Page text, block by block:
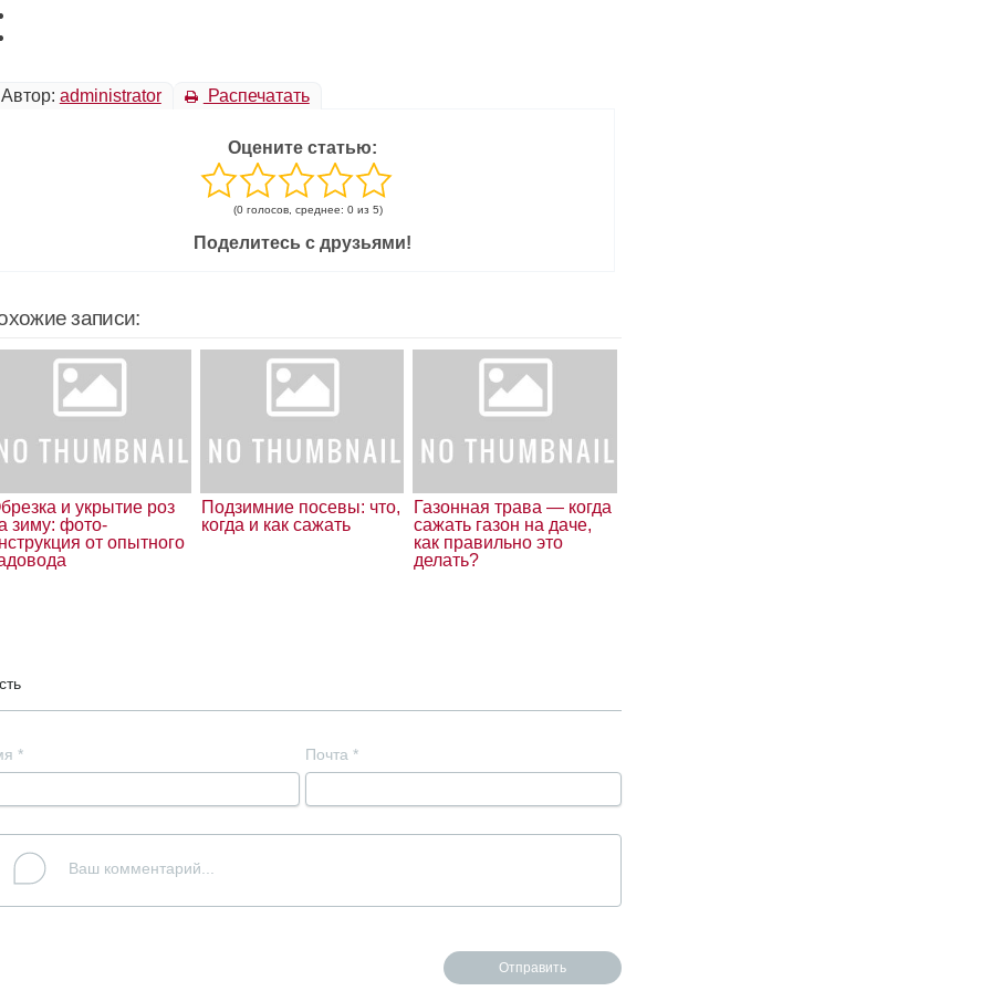
Автор: administrator Распечатать
Оцените статью:
(0 голосов, среднее: 0 из 5)
Поделитесь с друзьями!
записи:
и укрытие роз
зиму: фото-
от опытного
Подзимние посевы: что,
когда и как сажать
Газонная трава — когда
сажать газон на даче,
как правильно это
делать?
* Почта *